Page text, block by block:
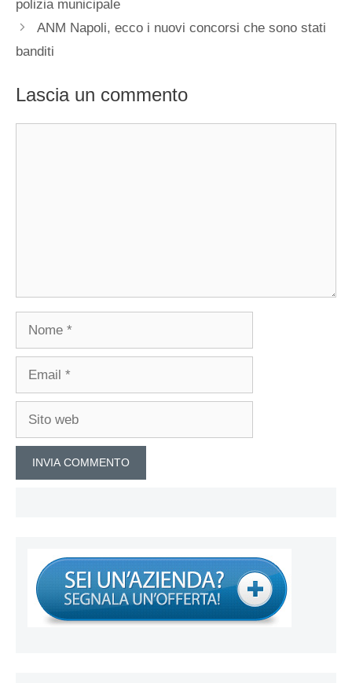
polizia municipale
ANM Napoli, ecco i nuovi concorsi che sono stati
banditi
Lascia un commento
Nome
Email
Sito